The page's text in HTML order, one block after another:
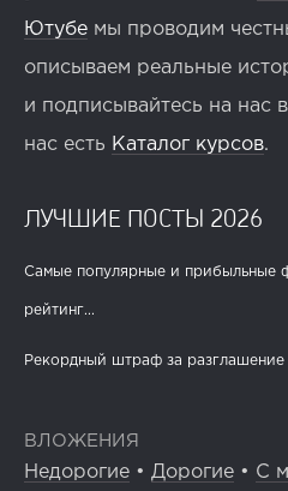
Ютубе мы проводим
описываем реальные
и подписывайтесь на нас
нас есть Каталог курсов.
ЛУЧШИЕ ПОСТЫ 2026
Самые популярные и прибыльные
рейтинг...
Рекордный штраф за разглашение
ВЛОЖЕНИЯ
Недорогие • Дорогие • С